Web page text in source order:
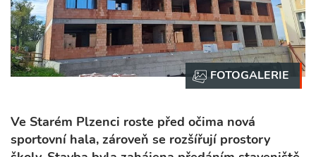
Ve Starém Plzenci roste před očima nová
sportovní hala, zároveň se rozšířují prostory